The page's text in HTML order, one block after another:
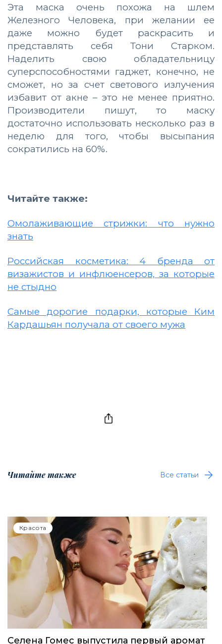
Эта маска очень похожа на шлем
Железного Человека, при желании ее
даже можно будет раскрасить и
представлять себя Тони Старком.
Наделить свою обладательницу
суперспособностями гаджет, конечно, не
сможет, но за счет светового излучения
избавит от акне – это не менее приятно.
Производители пишут, то маску
достаточно использовать несколько раз в
неделю для того, чтобы высыпания
сократились на 60%.
Читайте также:
Омолаживающие стрижки: что нужно
знать
Российская косметика: 4 бренда от
визажистов и инфлюенсеров, за которые
не стыдно
Самые дорогие подарки, которые Ким
Кардашьян получала от своего мужа
Читайте также Все статьи